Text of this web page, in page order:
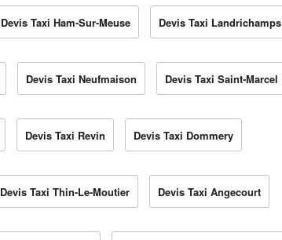
Devis Taxi Ham-Sur-Meuse Devis Taxi Landrichamps
Devis Taxi Neufmaison Devis Taxi Saint-Marcel
Devis Taxi Revin Devis Taxi Dommery
Devis Taxi Thin-Le-Moutier Devis Taxi Angecourt